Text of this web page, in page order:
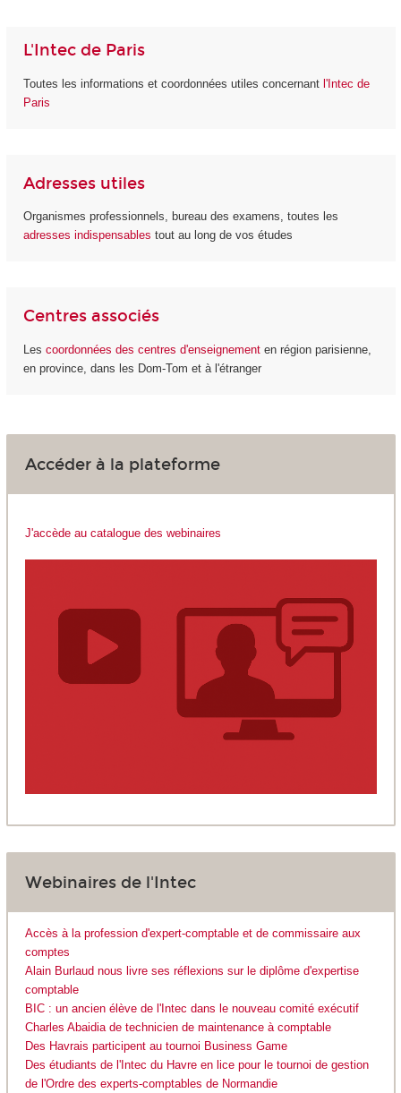
L'Intec de Paris
Toutes les informations et coordonnées utiles concernant l'Intec de
Paris
Adresses utiles
Organismes professionnels, bureau des examens, toutes les
adresses indispensables tout au long de vos études
Centres associés
Les coordonnées des centres d'enseignement en région parisienne,
en province, dans les Dom-Tom et à l'étranger
Accéder à la plateforme
J'accède au catalogue des webinaires
Webinaires de l'Intec
Accès à la profession d'expert-comptable et de commissaire aux
comptes
Alain Burlaud nous livre ses réflexions sur le diplôme d'expertise
comptable
BIC : un ancien élève de l'Intec dans le nouveau comité exécutif
Charles Abaidia de technicien de maintenance à comptable
Des Havrais participent au tournoi Business Game
Des étudiants de l'Intec du Havre en lice pour le tournoi de gestion
de l'Ordre des experts-comptables de Normandie